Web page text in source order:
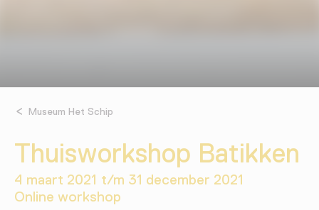
Museum Het Schip
Thuisworkshop Batikken
4 maart 2021 t/m 31 december 2021
Online workshop